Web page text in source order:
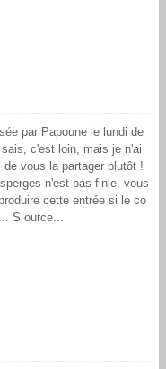
par Papoune le lundi de
c'est loin, mais je n'ai
de vous la partager plutôt !
n'est pas finie, vous
cette entrée si le co
S ource...